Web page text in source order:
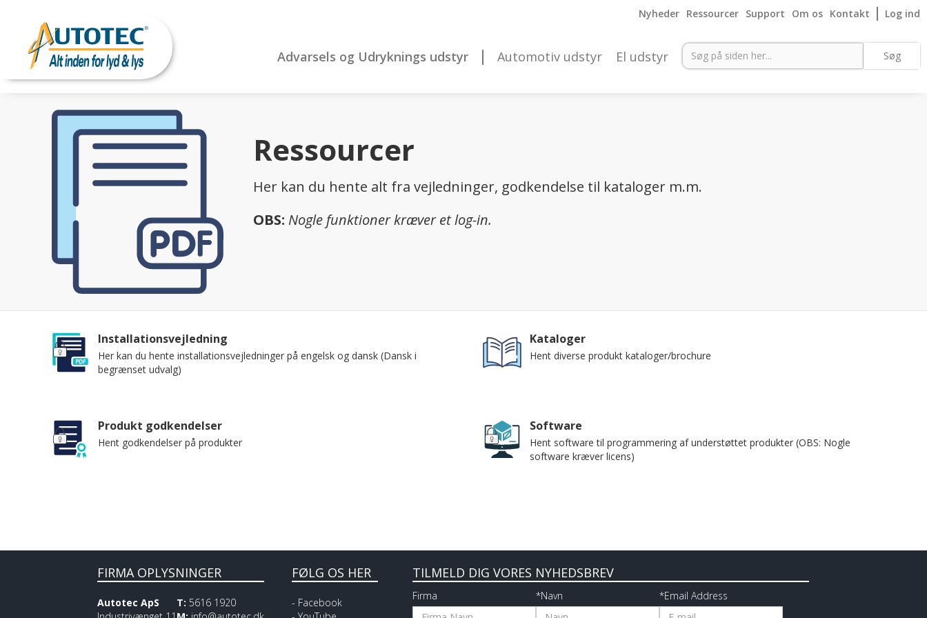
Nyheder Ressourcer Support Om os Kontakt Log ind
Advarsels og Udryknings udstyr Automotiv udstyr El udstyr
Ressourcer
Her kan du hente alt fra vejledninger, godkendelse til kataloger m.m.
OBS: Nogle funktioner kræver et log-in.
Installationsvejledning
Her kan du hente installationsvejledninger på engelsk og dansk (Dansk i
begrænset udvalg)
Kataloger
Hent diverse produkt kataloger/brochure
Produkt godkendelser
Hent godkendelser på produkter
Software
Hent software til programmering af understøttet produkter (OBS: Nogle
software kræver licens)
FIRMA OPLYSNINGER
Autotec ApS
T: 5616 1920
FØLG OS HER
- Facebook
TILMELD DIG VORES NYHEDSBREV
Firma *Navn *Email Address